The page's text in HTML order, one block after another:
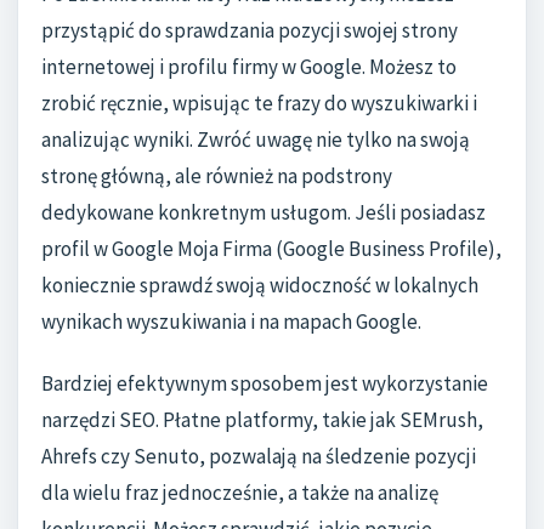
przystąpić do sprawdzania pozycji swojej strony
internetowej i profilu firmy w Google. Możesz to
zrobić ręcznie, wpisując te frazy do wyszukiwarki i
analizując wyniki. Zwróć uwagę nie tylko na swoją
stronę główną, ale również na podstrony
dedykowane konkretnym usługom. Jeśli posiadasz
profil w Google Moja Firma (Google Business Profile),
koniecznie sprawdź swoją widoczność w lokalnych
wynikach wyszukiwania i na mapach Google.
Bardziej efektywnym sposobem jest wykorzystanie
narzędzi SEO. Płatne platformy, takie jak SEMrush,
Ahrefs czy Senuto, pozwalają na śledzenie pozycji
dla wielu fraz jednocześnie, a także na analizę